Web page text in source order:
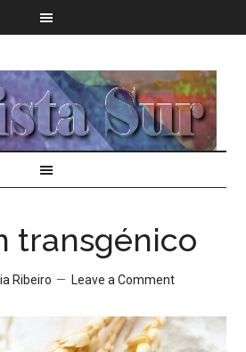
transgénico
Ribeiro Leave a Comment